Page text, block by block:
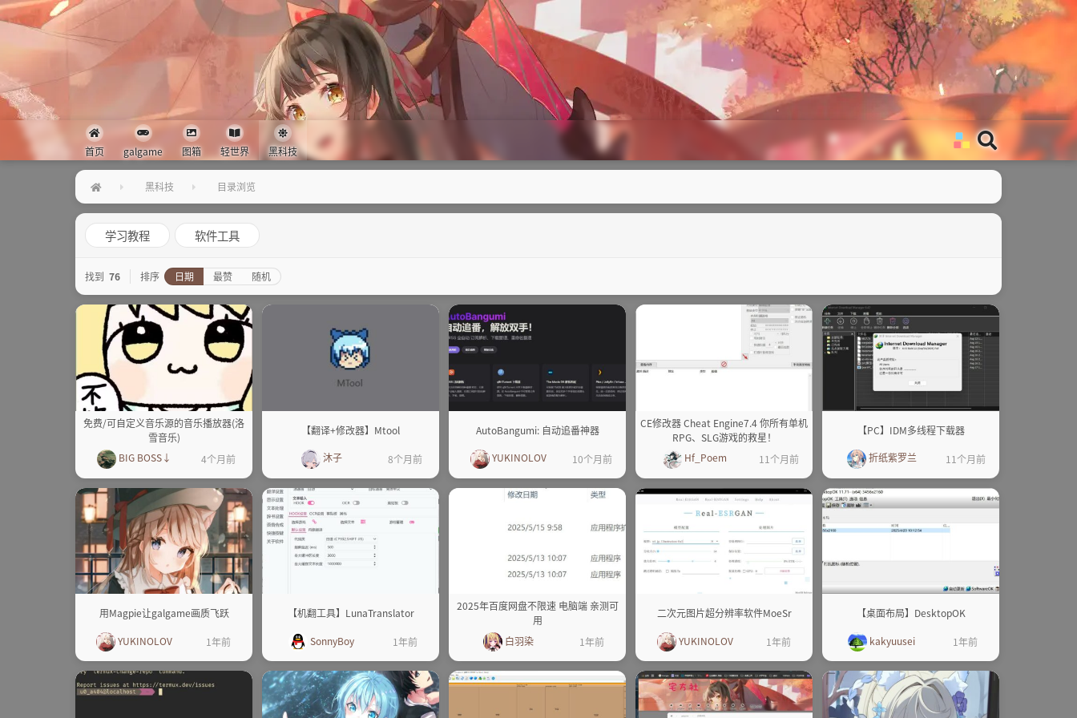
首页 galgame 图箱 轻世界 黑科技
黑科技 目录浏览
学习教程 软件工具
找到 76 排序 日期 最赞 随机
免费/可自定义音乐源的音乐播放器(洛
雪音乐)
BIG BOSS↓
4个月前
【翻译+修改器】Mtool
沐子 8个月前
AutoBangumi: 自动追番神器
YUKINOLOV 10个月前
CE修改器 Cheat Engine7.4 你所有单机
RPG、SLG游戏的救星！
Hf_Poem
11个月前
【PC】IDM多线程下载器
折纸紫罗兰 11个月前
用Magpie让galgame画质飞跃
YUKINOLOV 1年前
【机翻工具】LunaTranslator
SonnyBoy 1年前
2025年百度网盘不限速 电脑端 亲测可
用
白羽染
1年前
二次元图片超分辨率软件MoeSr
YUKINOLOV 1年前
【桌面布局】DesktopOK
kakyuusei 1年前